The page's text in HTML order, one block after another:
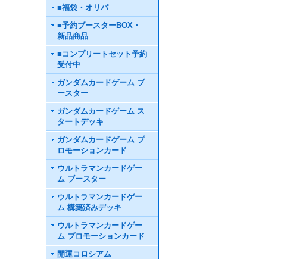
■福袋・オリパ
■予約ブースターBOX・
新品商品
■コンプリートセット予約
受付中
ガンダムカードゲーム ブ
ースター
ガンダムカードゲーム ス
タートデッキ
ガンダムカードゲーム プ
ロモーションカード
ウルトラマンカードゲー
ム ブースター
ウルトラマンカードゲー
ム 構築済みデッキ
ウルトラマンカードゲー
ム プロモーションカード
開運コロシアム